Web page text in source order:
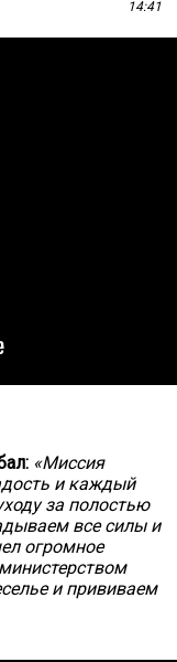
14:41
«Миссия
и каждый
за полостью
все силы и
огромное
и прививаем